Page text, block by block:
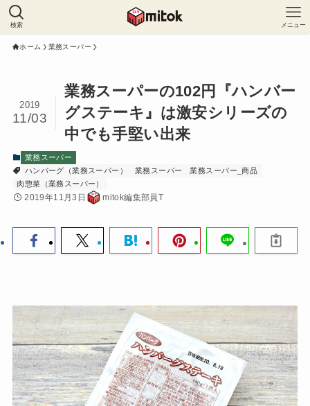
検索 メニュー
ホーム 業務スーパー
業務スーパーの102円『ハンバー
グステーキ』は激安シリーズの
中でも手堅い出来
2019
11/03
業務スーパー
ハンバーグ（業務スーパー）
業務スーパー
業務スーパー_商品
肉惣菜（業務スーパー）
2019年11月3日 mitok編集部員T